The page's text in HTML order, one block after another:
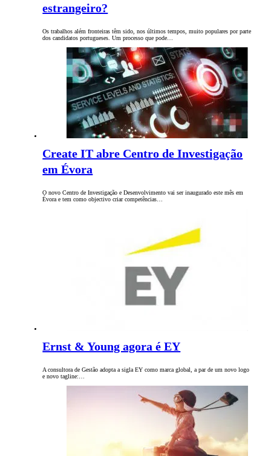
estrangeiro?
Os trabalhos além fronteiras têm sido, nos últimos tempos, muito populares por parte
dos candidatos portugueses. Um processo que pode…
Create IT abre Centro de Investigação
em Évora
O novo Centro de Investigação e Desenvolvimento vai ser inaugurado este mês em
Évora e tem como objectivo criar competências…
Ernst & Young agora é EY
A consultora de Gestão adopta a sigla EY como marca global, a par de um novo logo
e novo tagline:…